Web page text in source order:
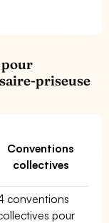
pour
priseuse
Conventions
collectives
conventions
pour